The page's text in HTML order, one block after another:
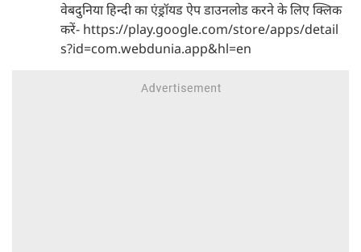
वेबदुनिया हिन्दी का एंड्रॉयड ऐप डाउनलोड करने के लिए क्लिक
करें- https://play.google.com/store/apps/detail
s?id=com.webdunia.app&hl=en